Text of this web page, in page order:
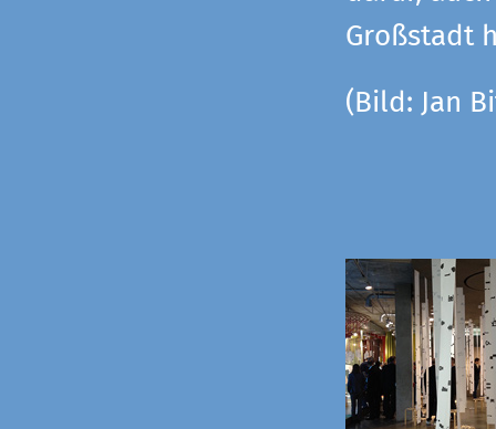
Großstadt
(Bild: Jan